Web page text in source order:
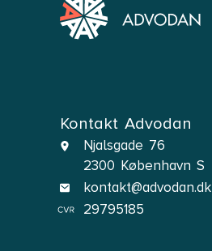
Kontakt Advodan
Njalsgade 76
2300 København S
kontakt@advodan.dk
29795185